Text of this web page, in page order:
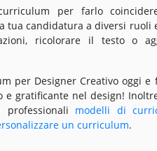
per farlo
tua candidatura a diversi ruoli
ricolorare il testo o
per Designer Creativo oggi
e gratificante nel design!
modelli di
un curriculum.